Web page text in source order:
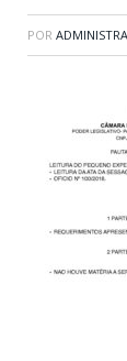
POR